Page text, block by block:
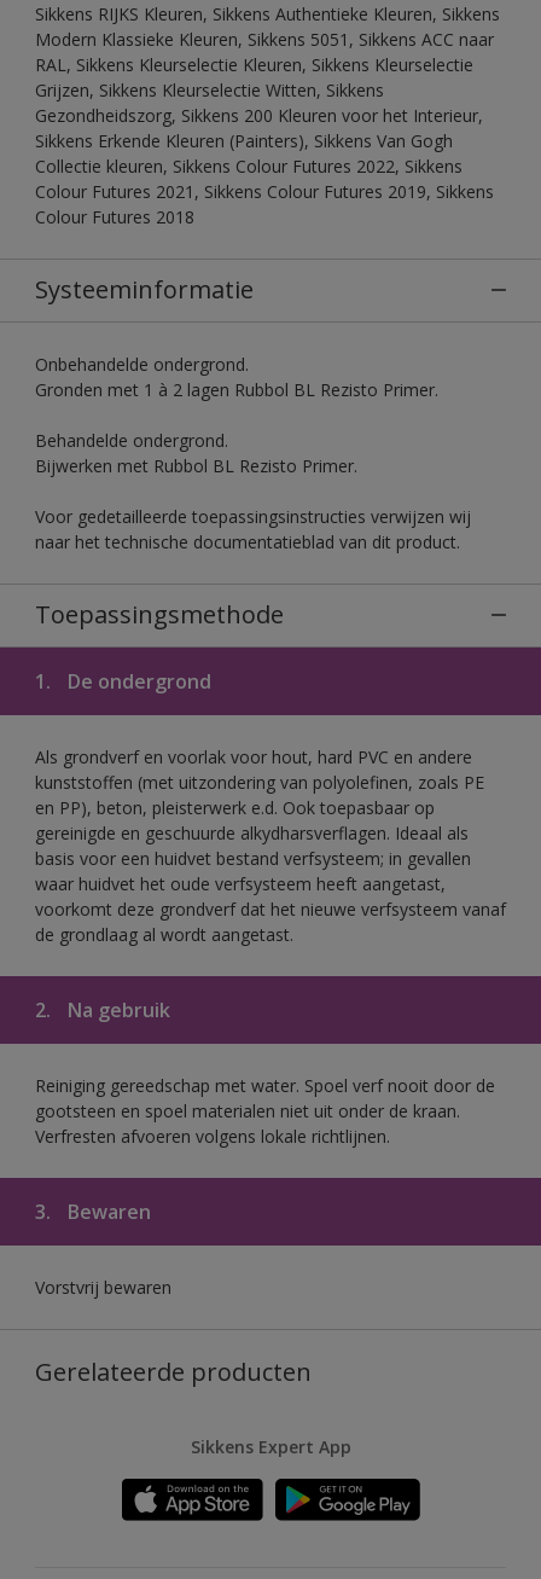
Sikkens RIJKS Kleuren, Sikkens Authentieke Kleuren, Sikkens
Modern Klassieke Kleuren, Sikkens 5051, Sikkens ACC naar
RAL, Sikkens Kleurselectie Kleuren, Sikkens Kleurselectie
Grijzen, Sikkens Kleurselectie Witten, Sikkens
Gezondheidszorg, Sikkens 200 Kleuren voor het Interieur,
Sikkens Erkende Kleuren (Painters), Sikkens Van Gogh
Collectie kleuren, Sikkens Colour Futures 2022, Sikkens
Colour Futures 2021, Sikkens Colour Futures 2019, Sikkens
Colour Futures 2018
Systeeminformatie
Onbehandelde ondergrond.
Gronden met 1 à 2 lagen Rubbol BL Rezisto Primer.
Behandelde ondergrond.
Bijwerken met Rubbol BL Rezisto Primer.
Voor gedetailleerde toepassingsinstructies verwijzen wij
naar het technische documentatieblad van dit product.
Toepassingsmethode
1. De ondergrond
Als grondverf en voorlak voor hout, hard PVC en andere
kunststoffen (met uitzondering van polyolefinen, zoals PE
en PP), beton, pleisterwerk e.d. Ook toepasbaar op
gereinigde en geschuurde alkydharsverflagen. Ideaal als
basis voor een huidvet bestand verfsysteem; in gevallen
waar huidvet het oude verfsysteem heeft aangetast,
voorkomt deze grondverf dat het nieuwe verfsysteem vanaf
de grondlaag al wordt aangetast.
2. Na gebruik
Reiniging gereedschap met water. Spoel verf nooit door de
gootsteen en spoel materialen niet uit onder de kraan.
Verfresten afvoeren volgens lokale richtlijnen.
3. Bewaren
Vorstvrij bewaren
Gerelateerde producten
Sikkens Expert App